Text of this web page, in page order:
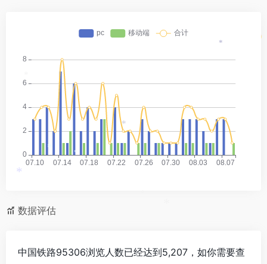
数据评估
中国铁路95306浏览人数已经达到5,207，如你需要查
*
*
*